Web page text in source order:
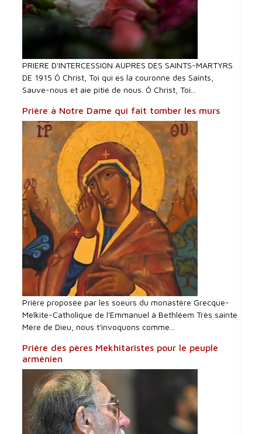
PRIERE D'INTERCESSI0N AUPRES DES SAINTS-MARTYRS
DE 1915 Ô Christ, Toi qui es la couronne des Saints,
Sauve-nous et aie pitié de nous. Ô Christ, Toi...
Prière à Notre Dame qui fait tomber les murs
Prière proposée par les soeurs du monastère Grecque-
Melkite-Catholique de l'Emmanuel à Bethléem Très sainte
Mère de Dieu, nous t'invoquons comme...
Prière des pères Mekhitaristes pour le peuple
arménien